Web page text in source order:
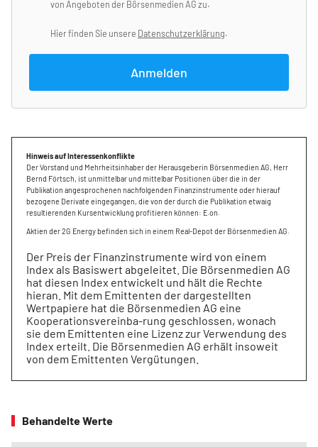
von Angeboten der Börsenmedien AG zu.
Hier finden Sie unsere Datenschutzerklärung.
Anmelden
Hinweis auf Interessenkonflikte
Der Vorstand und Mehrheitsinhaber der Herausgeberin Börsenmedien AG, Herr
Bernd Förtsch, ist unmittelbar und mittelbar Positionen über die in der
Publikation angesprochenen nachfolgenden Finanzinstrumente oder hierauf
bezogene Derivate eingegangen, die von der durch die Publikation etwaig
resultierenden Kursentwicklung profitieren können: E.on.
Aktien der 2G Energy befinden sich in einem Real-Depot der Börsenmedien AG.
Der Preis der Finanzinstrumente wird von einem
Index als Basiswert abgeleitet. Die Börsenmedien AG
hat diesen Index entwickelt und hält die Rechte
hieran. Mit dem Emittenten der dargestellten
Wertpapiere hat die Börsenmedien AG eine
Kooperationsvereinba-rung geschlossen, wonach
sie dem Emittenten eine Lizenz zur Verwendung des
Index erteilt. Die Börsenmedien AG erhält insoweit
von dem Emittenten Vergütungen.
Behandelte Werte